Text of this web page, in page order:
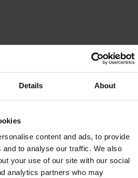
Details About
content and ads, to provide
and to analyse our traffic. We also
your use of our site with our social
analytics partners who may
dig
Du hittar klassiska kaféval som kaffe och